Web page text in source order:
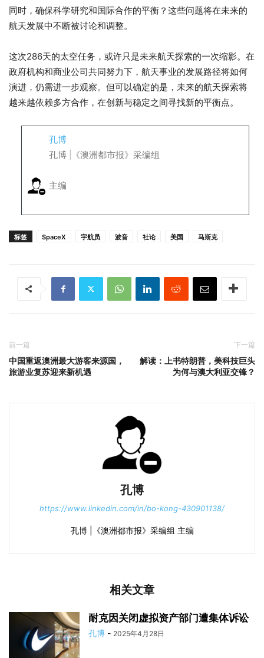
同时，确保科学研究和国际合作的平衡？这些问题将在未来的
航天发展中不断被讨论和调整。
这次286天的太空任务，或许只是未来航天探索的一次缩影。在
政府机构和商业公司共同努力下，航天事业的发展路径将如何
演进，仍需进一步观察。但可以确定的是，未来的航天探索将
越来越依赖多方合作，在创新与稳定之间寻找新的平衡点。
孔博
孔博 |《澳洲都市报》采编组
主编
标签 SpaceX 宇航员 波音 社论 美国 马斯克
前一篇
中国重返澳洲最大游客来源国，
旅游业复苏迎来新机遇
下一篇
解读：上书特朗普，美科技巨头
为何与澳大利亚交锋？
孔博
https://www.linkedin.com/in/bo-kong-430901138/
孔博 |《澳洲都市报》采编组 主编
相关文章
耐克因关闭虚拟资产部门遭集体诉讼
孔博 - 2025年4月28日